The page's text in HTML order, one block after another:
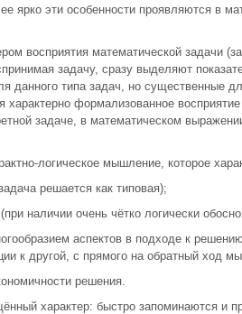
ярко эти особенности проявляются в
восприятия математической задачи
задачу, сразу выделяют
данного типа задач, но существенные
формализованное
задаче, в математическом
логическое мышление, которое
решается как типовая);
наличии очень чётко логически
аспектов в подходе к
к другой, с прямого на обратный ход
решения.
характер: быстро запоминаются и